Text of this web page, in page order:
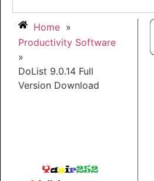
Home »
Productivity Software
»
DoList 9.0.14 Full
Version Download